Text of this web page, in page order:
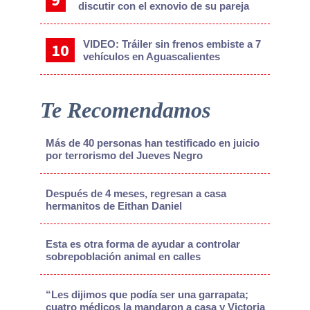
discutir con el exnovio de su pareja
VIDEO: Tráiler sin frenos embiste a 7
vehículos en Aguascalientes
Te Recomendamos
Más de 40 personas han testificado en juicio
por terrorismo del Jueves Negro
Después de 4 meses, regresan a casa
hermanitos de Eithan Daniel
Esta es otra forma de ayudar a controlar
sobrepoblación animal en calles
“Les dijimos que podía ser una garrapata;
cuatro médicos la mandaron a casa y Victoria